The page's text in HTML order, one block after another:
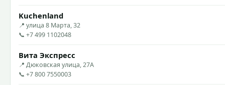
Kuchenland
📍 улица 8 Марта, 32
📞 +7 499 1102048
Вита Экспресс
📍 Дюковская улица, 27А
📞 +7 800 7550003